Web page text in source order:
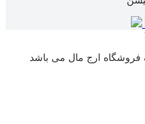
فروشگاه ارج مال می باشد